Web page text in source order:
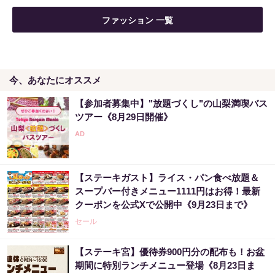
ファッション 一覧
今、あなたにオススメ
【参加者募集中】"放題づくし"の山梨満喫バス
ツアー《8月29日開催》
【ステーキガスト】ライス・パン食べ放題＆
スープバー付きメニュー1111円はお得！最新
クーポンを公式Xで公開中《9月23日まで》
セール
【ステーキ宮】優待券900円分の配布も！お盆
期間に特別ランチメニュー登場《8月23日ま